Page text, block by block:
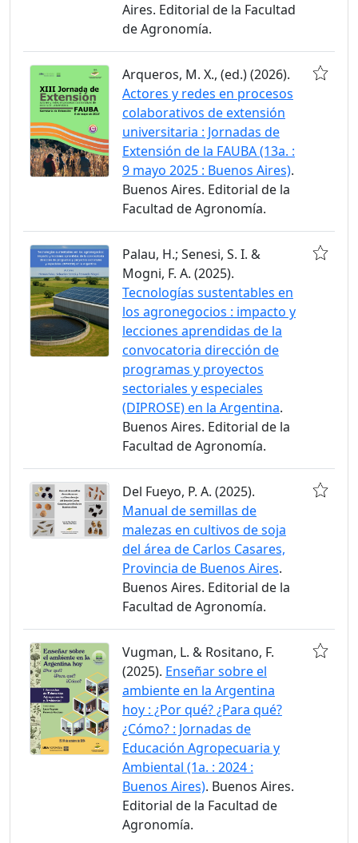
Aires. Editorial de la Facultad
de Agronomía.
Arqueros, M. X., (ed.) (2026).
Actores y redes en procesos
colaborativos de extensión
universitaria : Jornadas de
Extensión de la FAUBA (13a. :
9 mayo 2025 : Buenos Aires).
Buenos Aires. Editorial de la
Facultad de Agronomía.
Palau, H.; Senesi, S. I. &
Mogni, F. A. (2025).
Tecnologías sustentables en
los agronegocios : impacto y
lecciones aprendidas de la
convocatoria dirección de
programas y proyectos
sectoriales y especiales
(DIPROSE) en la Argentina.
Buenos Aires. Editorial de la
Facultad de Agronomía.
Del Fueyo, P. A. (2025).
Manual de semillas de
malezas en cultivos de soja
del área de Carlos Casares,
Provincia de Buenos Aires.
Buenos Aires. Editorial de la
Facultad de Agronomía.
Vugman, L. & Rositano, F.
(2025). Enseñar sobre el
ambiente en la Argentina
hoy : ¿Por qué? ¿Para qué?
¿Cómo? : Jornadas de
Educación Agropecuaria y
Ambiental (1a. : 2024 :
Buenos Aires). Buenos Aires.
Editorial de la Facultad de
Agronomía.